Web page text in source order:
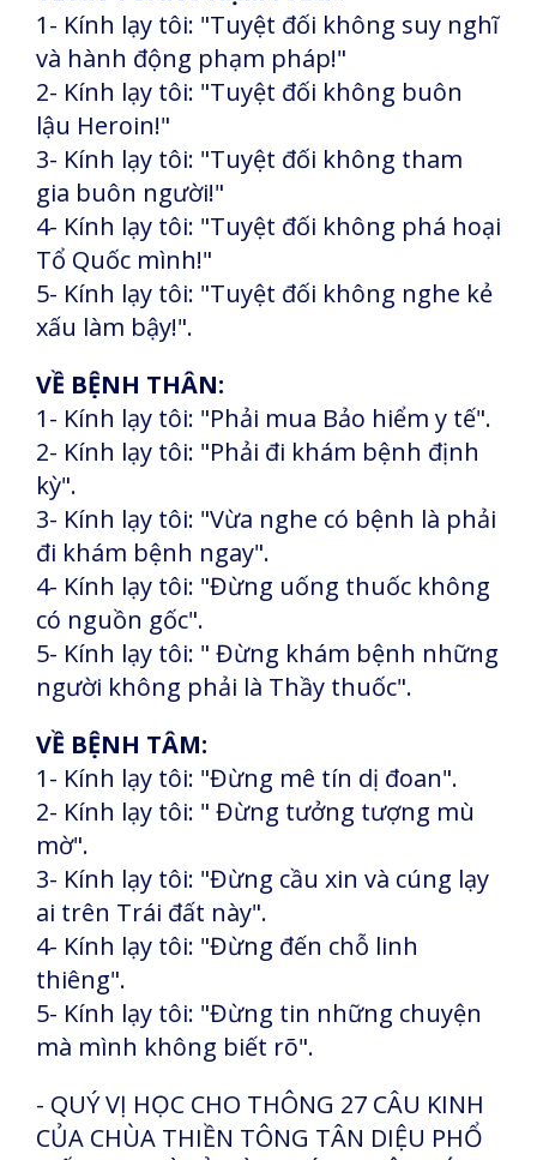
1- Kính lạy tôi: "Tuyệt đối không suy nghĩ
và hành động phạm pháp!"
2- Kính lạy tôi: "Tuyệt đối không buôn
lậu Heroin!"
3- Kính lạy tôi: "Tuyệt đối không tham
gia buôn người!"
4- Kính lạy tôi: "Tuyệt đối không phá hoại
Tổ Quốc mình!"
5- Kính lạy tôi: "Tuyệt đối không nghe kẻ
xấu làm bậy!".
VỀ BỆNH THÂN:
1- Kính lạy tôi: "Phải mua Bảo hiểm y tế".
2- Kính lạy tôi: "Phải đi khám bệnh định
kỳ".
3- Kính lạy tôi: "Vừa nghe có bệnh là phải
đi khám bệnh ngay".
4- Kính lạy tôi: "Đừng uống thuốc không
có nguồn gốc".
5- Kính lạy tôi: " Đừng khám bệnh những
người không phải là Thầy thuốc".
VỀ BỆNH TÂM:
1- Kính lạy tôi: "Đừng mê tín dị đoan".
2- Kính lạy tôi: " Đừng tưởng tượng mù
mờ".
3- Kính lạy tôi: "Đừng cầu xin và cúng lạy
ai trên Trái đất này".
4- Kính lạy tôi: "Đừng đến chỗ linh
thiêng".
5- Kính lạy tôi: "Đừng tin những chuyện
mà mình không biết rõ".
- QUÝ VỊ HỌC CHO THÔNG 27 CÂU KINH
CỦA CHÙA THIỀN TÔNG TÂN DIỆU PHỔ